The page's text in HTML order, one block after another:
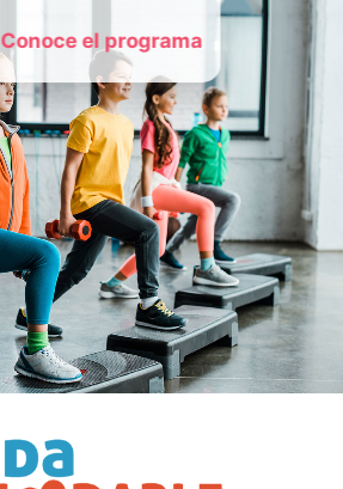
Conoce el programa